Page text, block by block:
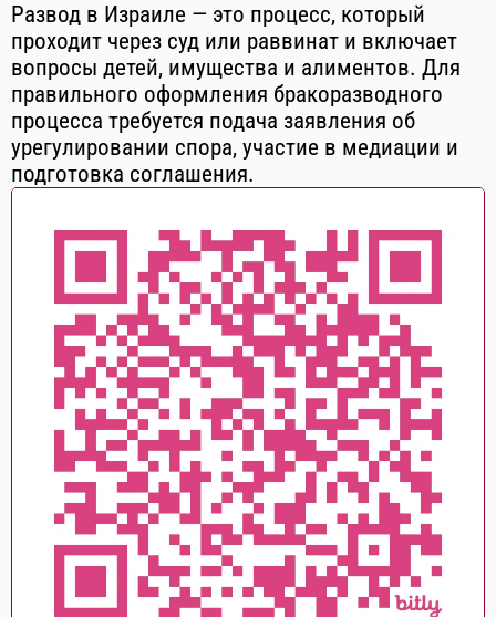
Развод в Израиле — это процесс, который
проходит через суд или раввинат и включает
вопросы детей, имущества и алиментов. Для
правильного оформления бракоразводного
процесса требуется подача заявления об
урегулировании спора, участие в медиации и
подготовка соглашения.